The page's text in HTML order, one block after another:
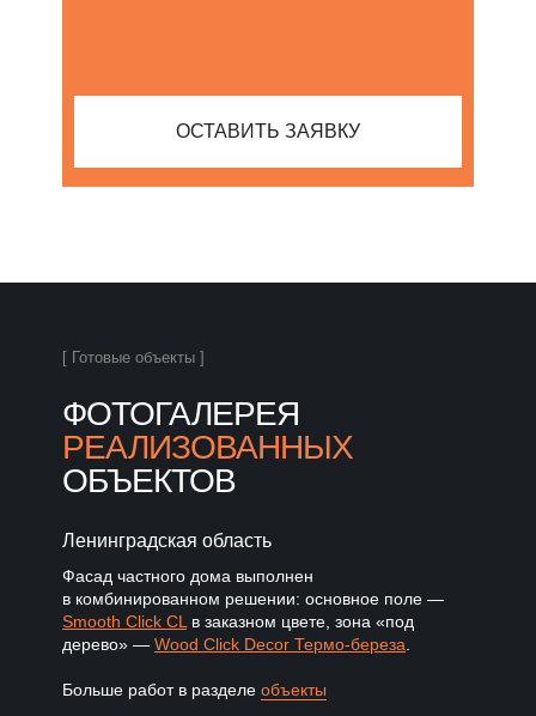
ОСТАВИТЬ ЗАЯВКУ
ФОТОГАЛЕРЕЯ
РЕАЛИЗОВАННЫХ
ОБЪЕКТОВ
[ Готовые объекты ]
Фасад частного дома выполнен
в комбинированном решении: основное поле —
Smooth Click CL в заказном цвете, зона «под
дерево» — Wood Click Decor Термо-береза
Больше работ в разделе объекты
Ленинградская область